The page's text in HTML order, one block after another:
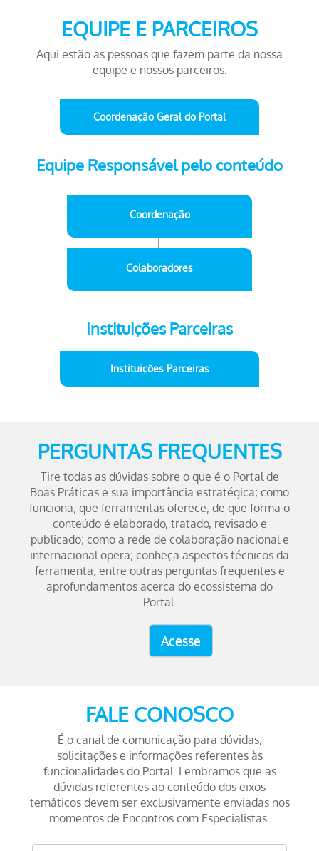
EQUIPE E PARCEIROS
Aqui estão as pessoas que fazem parte da nossa
equipe e nossos parceiros.
Coordenação Geral do Portal
Equipe Responsável pelo conteúdo
Coordenação
Colaboradores
Instituições Parceiras
Instituições Parceiras
PERGUNTAS FREQUENTES
Tire todas as dúvidas sobre o que é o Portal de
Boas Práticas e sua importância estratégica; como
funciona; que ferramentas oferece; de que forma o
conteúdo é elaborado, tratado, revisado e
publicado; como a rede de colaboração nacional e
internacional opera; conheça aspectos técnicos da
ferramenta; entre outras perguntas frequentes e
aprofundamentos acerca do ecossistema do
Portal.
Acesse
FALE CONOSCO
É o canal de comunicação para dúvidas,
solicitações e informações referentes às
funcionalidades do Portal. Lembramos que as
dúvidas referentes ao conteúdo dos eixos
temáticos devem ser exclusivamente enviadas nos
momentos de Encontros com Especialistas.